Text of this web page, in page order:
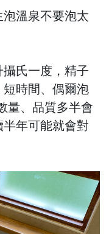
溫泉不要泡太
氏一度，精子
時間、偶爾泡
量、品質多半會
年可能就會對